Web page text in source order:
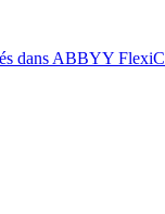
dans ABBYY